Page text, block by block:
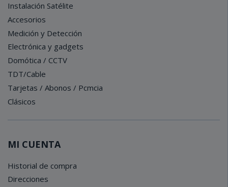
Instalación Satélite
Accesorios
Medición y Detección
Electrónica y gadgets
Domótica / CCTV
TDT/Cable
Tarjetas / Abonos / Pcmcia
Clásicos
MI CUENTA
Historial de compra
Direcciones